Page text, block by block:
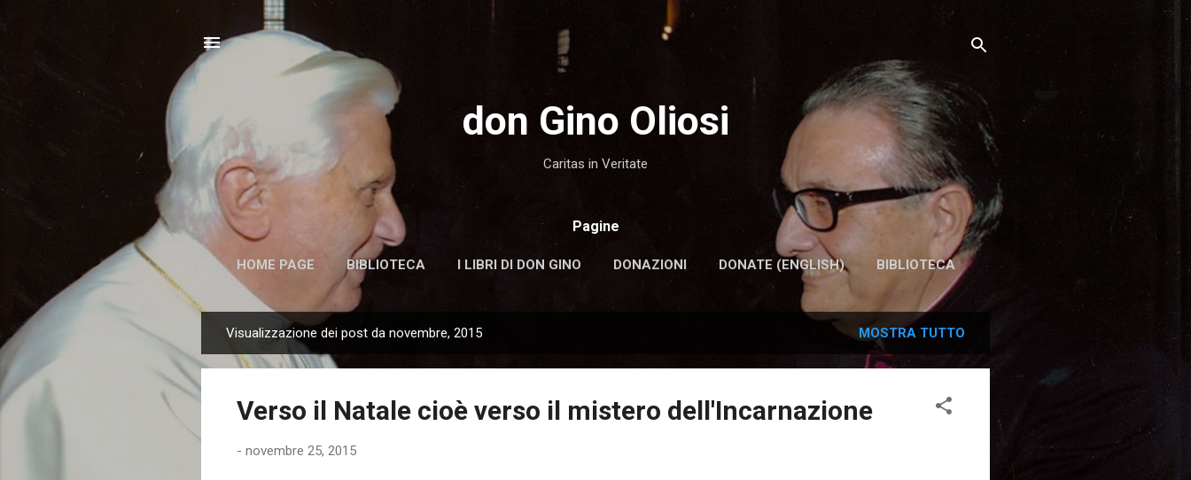
Passa ai contenuti principali
don Gino Oliosi
Caritas in Veritate
Pagine
HOME PAGE BIBLIOTECA I LIBRI DI DON GINO DONAZIONI DONATE (ENGLISH) BIBLIOTECA
o
Visualizzazione dei post da novembre, 2015 MOSTRA TUTTO
Verso il Natale cioè verso il mistero dell'Incarnazione
- novembre 25, 2015